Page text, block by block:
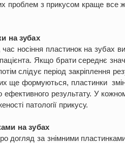
проблем з прикусом краще все
на зубах
носіння пластинок на зубах
Якщо брати середнє
слідує період закріплення
ще формуються, пластинки
результату. У
патології прикусу.
на зубах
догляд за знімними